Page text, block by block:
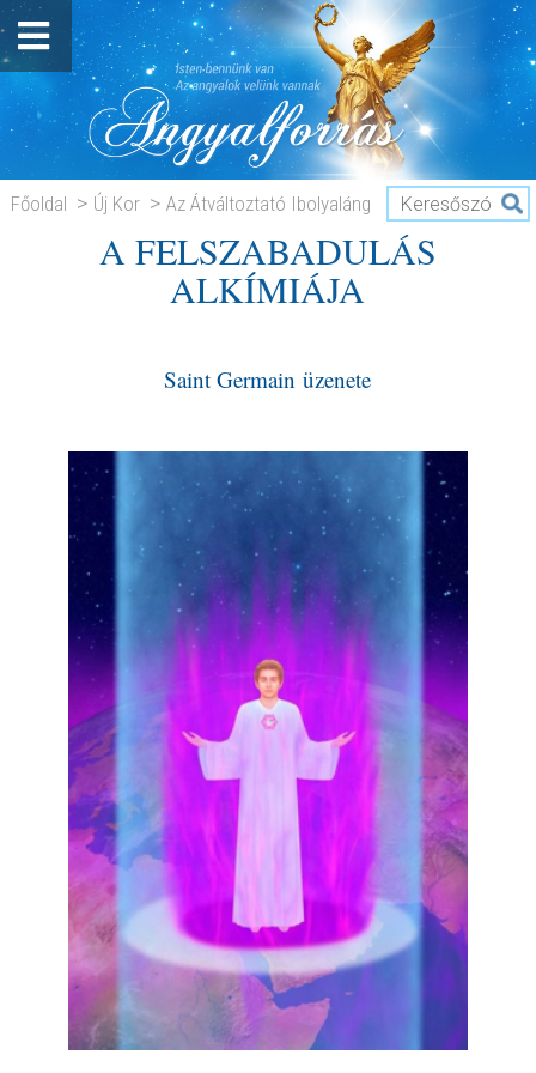
Főoldal Új Kor
Az Átváltoztató Ibolyaláng
A FELSZABADULÁS ALKÍMIÁJA
A FELSZABADULÁS
ALKÍMIÁJA
Saint Germain üzenete